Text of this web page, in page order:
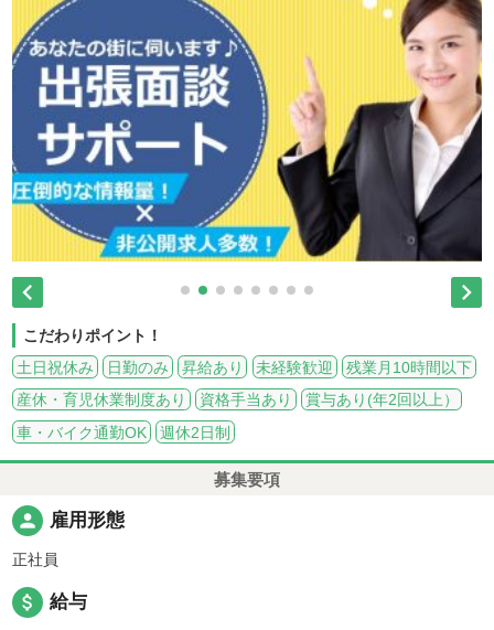
 
こだわりポイント！
土日祝休み
日勤のみ 昇給あり 未経験歓迎
残業月10時間以下
産休・育児休業制度あり
資格手当あり
賞与あり(年2回以上）
車・バイク通勤OK
週休2日制
募集要項
person 雇用形態
正社員
attach_money 給与